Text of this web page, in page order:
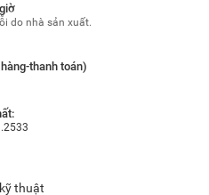
do nhà sản xuất.
thanh toán)
thuật